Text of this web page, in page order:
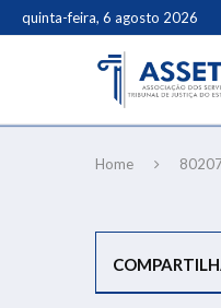
quinta-feira, 6 agosto 2026
Home